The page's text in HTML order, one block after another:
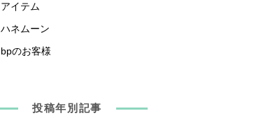
アイテム
ハネムーン
bpのお客様
投稿年別記事